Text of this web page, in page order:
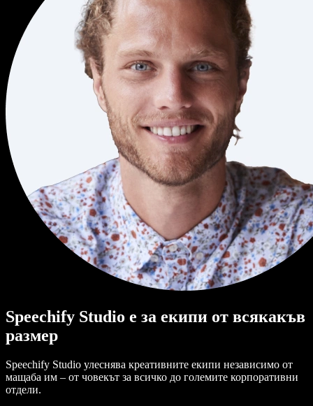
Speechify Studio е за екипи от всякакъв
размер
Speechify Studio улеснява креативните екипи независимо от
мащаба им – от човекът за всичко до големите корпоративни
отдели.